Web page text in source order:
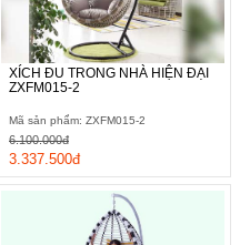
XÍCH ĐU TRONG NHÀ HIỆN ĐẠI
ZXFM015-2
Mã sản phẩm: ZXFM015-2
3.337.500đ
6.100.000đ